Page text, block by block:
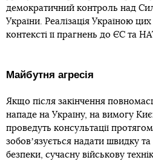
демократичний контроль над
України. Реалізація Україною
контексті її прагнень до ЄС та
Майбутня агресія
Якщо після закінчення
нападе на Україну, на вимогу
проведуть консультації
зобовʼязується надати швидку
безпеки, сучасну військову